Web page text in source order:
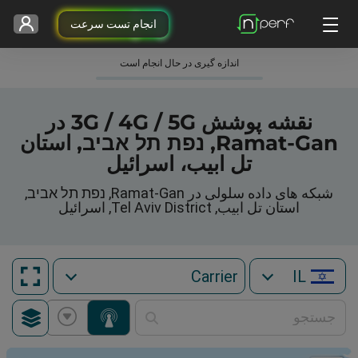
انجام تست سرعت
اندازه گیری در حال انجام است
نقشه پوشش 3G / 4G / 5G در
Ramat-Gan, נפת תל אביב, استان
تل ابیب، اسرائیل
شبکه های داده سلولی در Ramat-Gan, נפת תל אביב,
استان تل ابیب, Tel Aviv District, اسرائیل
IL